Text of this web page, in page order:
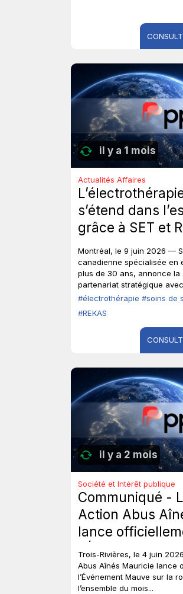
il y a 1 mois
Actualités Affaires
s’étend dans
grâce à SET et
Montréal, le 9 juin 2026 —
canadienne spécialisée en
plus de 30 ans, annonce la
partenariat stratégique
#électrothérapie #soins de
#REKAS
il y a 2 mois
Société et Intérêt publique
Communiqué -
Action Abus
lance
l’Événement
route.
Trois-Rivières, le 4 juin
Abus Aînés Mauricie lance
l’Événement Mauve sur la
l’ensemble du mois...